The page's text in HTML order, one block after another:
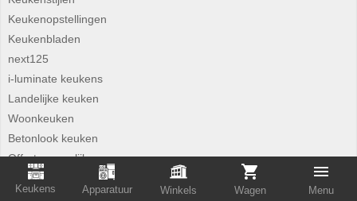
Keukens Apparatuur Winkels Wagen Menu
Keukenopstellingen
Keukenbladen
next125
i-luminate keukens
Landelijke keuken
Woonkeuken
Betonlook keuken
Offerte vergelijken
Leveringsvoorwaarden